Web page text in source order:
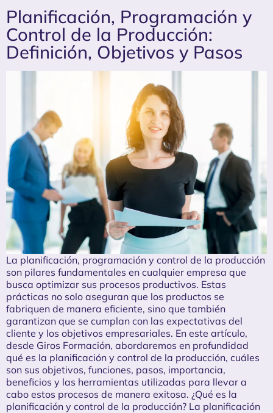
Planificación, Programación y
Control de la Producción:
Definición, Objetivos y Pasos
La planificación, programación y control de la producción
son pilares fundamentales en cualquier empresa que
busca optimizar sus procesos productivos. Estas
prácticas no solo aseguran que los productos se
fabriquen de manera eficiente, sino que también
garantizan que se cumplan con las expectativas del
cliente y los objetivos empresariales. En este artículo,
desde Giros Formación, abordaremos en profundidad
qué es la planificación y control de la producción, cuáles
son sus objetivos, funciones, pasos, importancia,
beneficios y las herramientas utilizadas para llevar a
cabo estos procesos de manera exitosa. ¿Qué es la
planificación y control de la producción? La planificación